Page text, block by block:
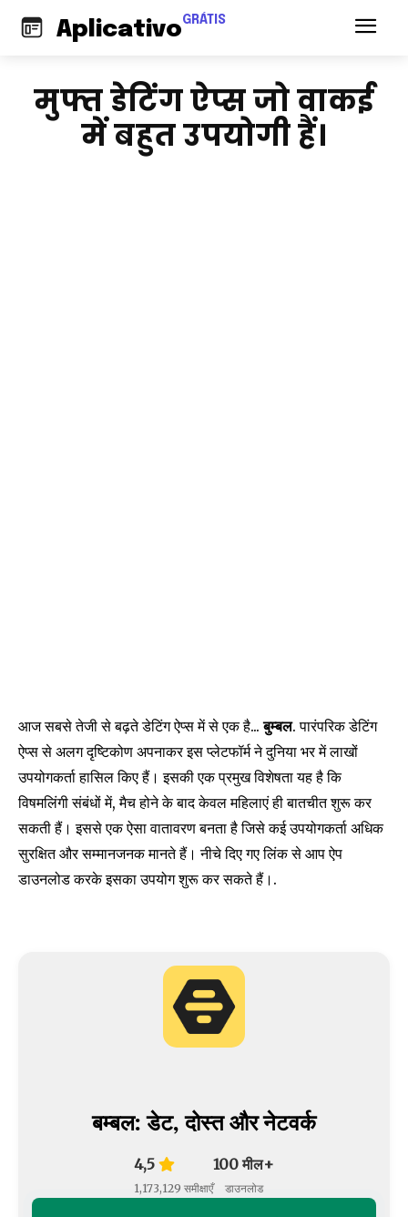
AplicativoGRÁTIS
मुफ्त डेटिंग ऐप्स जो वाकई
में बहुत उपयोगी हैं।
आज सबसे तेजी से बढ़ते डेटिंग ऐप्स में से एक है...बुम्बल. पारंपरिक डेटिंग
ऐप्स से अलग दृष्टिकोण अपनाकर इस प्लेटफॉर्म ने दुनिया भर में लाखों
उपयोगकर्ता हासिल किए हैं। इसकी एक प्रमुख विशेषता यह है कि
विषमलिंगी संबंधों में, मैच होने के बाद केवल महिलाएं ही बातचीत शुरू कर
सकती हैं। इससे एक ऐसा वातावरण बनता है जिसे कई उपयोगकर्ता अधिक
सुरक्षित और सम्मानजनक मानते हैं। नीचे दिए गए लिंक से आप ऐप
डाउनलोड करके इसका उपयोग शुरू कर सकते हैं।.
बम्बल: डेट, दोस्त और नेटवर्क
4,5
1,173,129 समीक्षाएँ
100 मील+
डाउनलोड